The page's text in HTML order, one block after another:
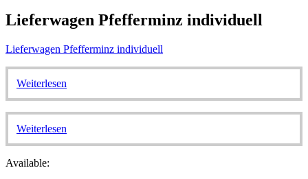
Lieferwagen Pfefferminz individuell
Lieferwagen Pfefferminz individuell
Weiterlesen
Weiterlesen
Available: